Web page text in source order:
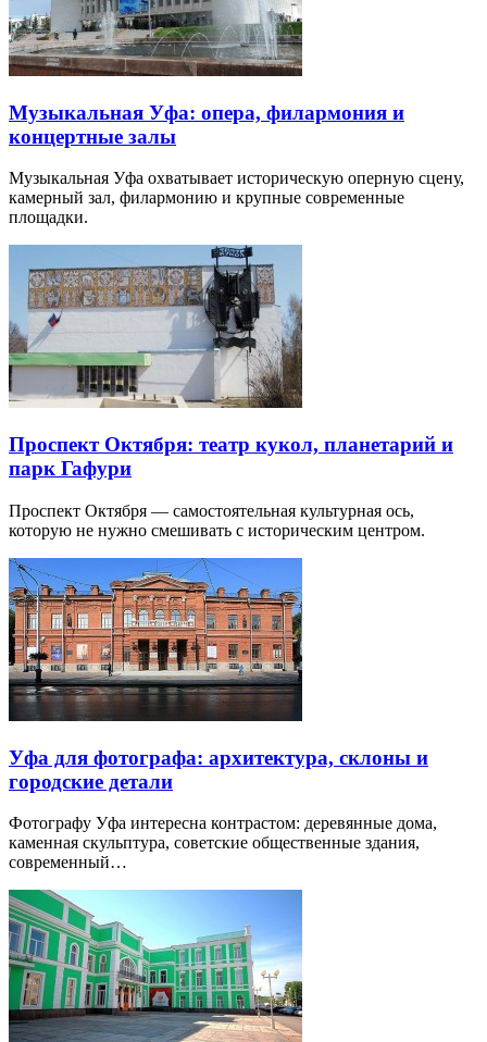
Музыкальная Уфа: опера, филармония и
концертные залы
Музыкальная Уфа охватывает историческую оперную сцену,
камерный зал, филармонию и крупные современные
площадки.
Проспект Октября: театр кукол, планетарий и
парк Гафури
Проспект Октября — самостоятельная культурная ось,
которую не нужно смешивать с историческим центром.
Уфа для фотографа: архитектура, склоны и
городские детали
Фотографу Уфа интересна контрастом: деревянные дома,
каменная скульптура, советские общественные здания,
современный…